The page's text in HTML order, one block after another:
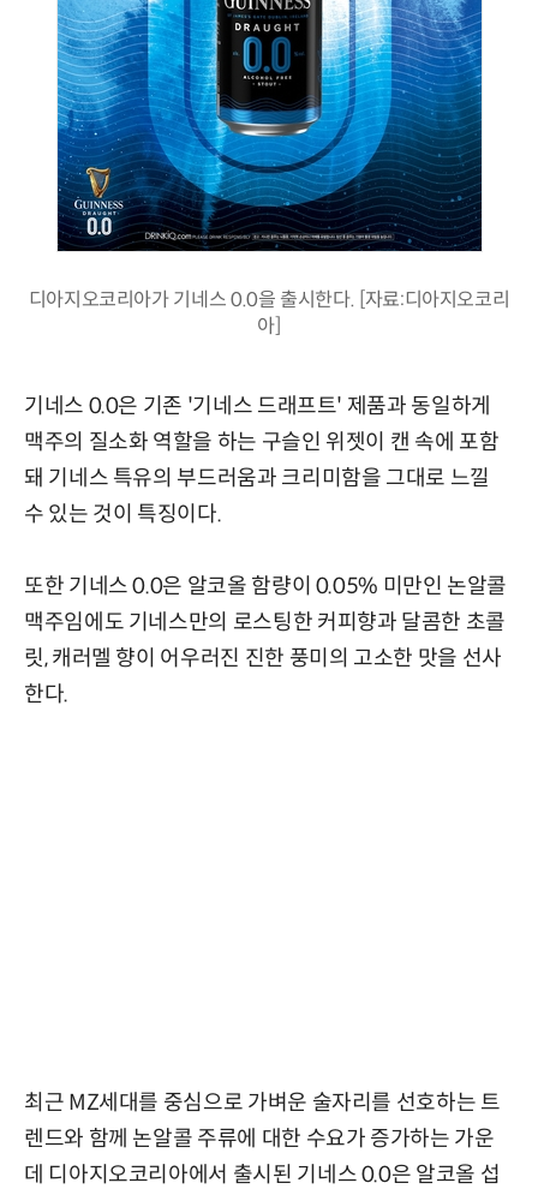
디아지오코리아가 기네스 0.0을 출시한다. [자료:디아지오코리
아]
기네스 0.0은 기존 '기네스 드래프트' 제품과 동일하게
맥주의 질소화 역할을 하는 구슬인 위젯이 캔 속에 포함
돼 기네스 특유의 부드러움과 크리미함을 그대로 느낄
수 있는 것이 특징이다.
또한 기네스 0.0은 알코올 함량이 0.05% 미만인 논알콜
맥주임에도 기네스만의 로스팅한 커피향과 달콤한 초콜
릿, 캐러멜 향이 어우러진 진한 풍미의 고소한 맛을 선사
한다.
최근 MZ세대를 중심으로 가벼운 술자리를 선호하는 트
렌드와 함께 논알콜 주류에 대한 수요가 증가하는 가운
데 디아지오코리아에서 출시된 기네스 0.0은 알코올 섭